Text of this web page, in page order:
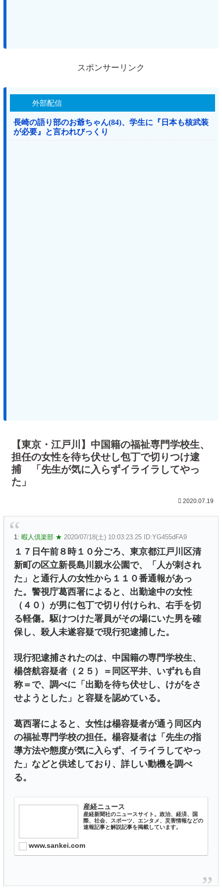
スポンサーリンク
外部配信
長崎の語り部のお爺ちゃん(84)、学生に『日本も核武装
が必要』と言われびっくり
【東京・江戸川】中国籍の福祉専門学校生、
担任の女性を待ち伏せし包丁で切りつけ逮
捕 「先生が気に入らずイライラしてやっ
た」
2020.07.19
1: 暇人倶楽部 ★ 2020/07/18(土) 10:03:23.25 ID:YG455dFA9
１７日午前８時１０分ごろ、東京都江戸川区清
新町の区立新長島川親水公園で、「人が刺され
た」と通行人の女性から１１０番通報があっ
た。警視庁葛西署によると、出勤途中の女性
（４０）が男に包丁で切り付けられ、右手を切
る軽傷。駆けつけた署員がその場にいた男を確
保し、殺人未遂容疑で現行犯逮捕した。
現行犯逮捕されたのは、中国籍の専門学校生、
楊啓航容疑者（２５）＝同区平井、いずれも自
称＝で、調べに「出勤を待ち伏せし、けがをさ
せようとした」と容疑を認めている。
葛西署によると、女性は楊容疑者が通う同区内
の福祉専門学校の担任。楊容疑者は「先生の指
導方法や態度が気に入らず、イライラしてやっ
た」などと供述しており、詳しい動機を調べ
る。
産経ニュース
産経新聞社のニュースサイト。政治、経済、国
際、社会、スポーツ、エンタメ、災害情報などの
速報記事と解説記事を掲載しています。
www.sankei.com